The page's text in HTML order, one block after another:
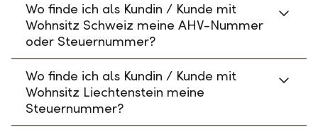
Wo finde ich als Kundin / Kunde mit
Wohnsitz Schweiz meine AHV-Nummer
oder Steuernummer?
Wo finde ich als Kundin / Kunde mit
Wohnsitz Liechtenstein meine
Steuernummer?